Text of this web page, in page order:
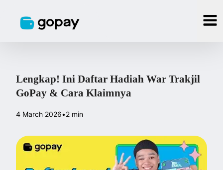
Lengkap! Ini Daftar Hadiah War Trakjil
GoPay & Cara Klaimnya
4 March 2026•2 min